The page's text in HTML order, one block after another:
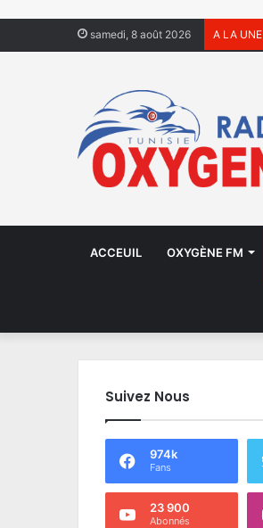
samedi, 8 août 2026 A LA UNE
ACCEUIL OXYGÈNE FM
Suivez Nous
974k
Fans
23 900
Abonnés